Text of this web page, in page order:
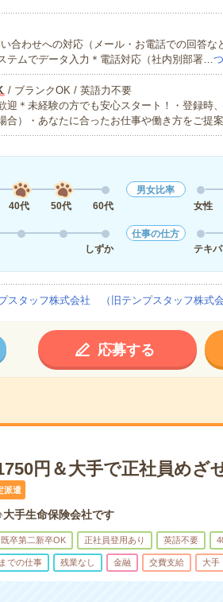
い合わせへの対応（メール・お電話での回答な
テムでデータ入力＊電話対応（社内別部署…
/ ブランクOK / 英語力不要
迎＊未経験の方でも安心スタート！・登録時
合）・あなたに合ったお仕事や働き方をご提
40代 50代 60代
男女比率
女性
しずか
仕事の仕方
テキ
スタッフ株式会社 （旧テンプスタッフ株式会
応募する
円＆大手で正社員めざ
派遣
手生命保険会社です
既卒第二新卒OK 正社員登用あり 英語不要
での仕事 残業なし 金融 交費支給 大手